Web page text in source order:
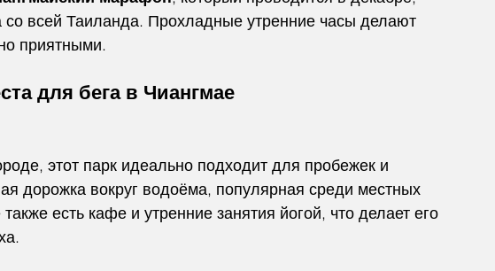
со всей Таиланда. Прохладные утренние часы делают
приятными.
для бега в Чиангмае
этот парк идеально подходит для пробежек и
дорожка вокруг водоёма, популярная среди местных
есть кафе и утренние занятия йогой, что делает его